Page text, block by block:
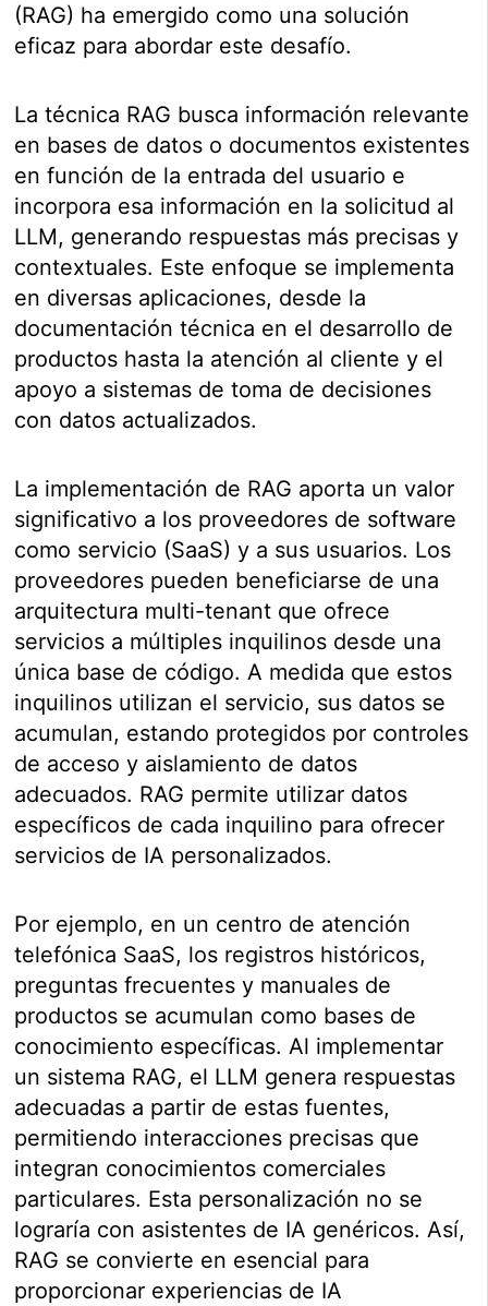
(RAG) ha emergido como una solución
eficaz para abordar este desafío.
La técnica RAG busca información relevante
en bases de datos o documentos existentes
en función de la entrada del usuario e
incorpora esa información en la solicitud al
LLM, generando respuestas más precisas y
contextuales. Este enfoque se implementa
en diversas aplicaciones, desde la
documentación técnica en el desarrollo de
productos hasta la atención al cliente y el
apoyo a sistemas de toma de decisiones
con datos actualizados.
La implementación de RAG aporta un valor
significativo a los proveedores de software
como servicio (SaaS) y a sus usuarios. Los
proveedores pueden beneficiarse de una
arquitectura multi-tenant que ofrece
servicios a múltiples inquilinos desde una
única base de código. A medida que estos
inquilinos utilizan el servicio, sus datos se
acumulan, estando protegidos por controles
de acceso y aislamiento de datos
adecuados. RAG permite utilizar datos
específicos de cada inquilino para ofrecer
servicios de IA personalizados.
Por ejemplo, en un centro de atención
telefónica SaaS, los registros históricos,
preguntas frecuentes y manuales de
productos se acumulan como bases de
conocimiento específicas. Al implementar
un sistema RAG, el LLM genera respuestas
adecuadas a partir de estas fuentes,
permitiendo interacciones precisas que
integran conocimientos comerciales
particulares. Esta personalización no se
lograría con asistentes de IA genéricos. Así,
RAG se convierte en esencial para
proporcionar experiencias de IA